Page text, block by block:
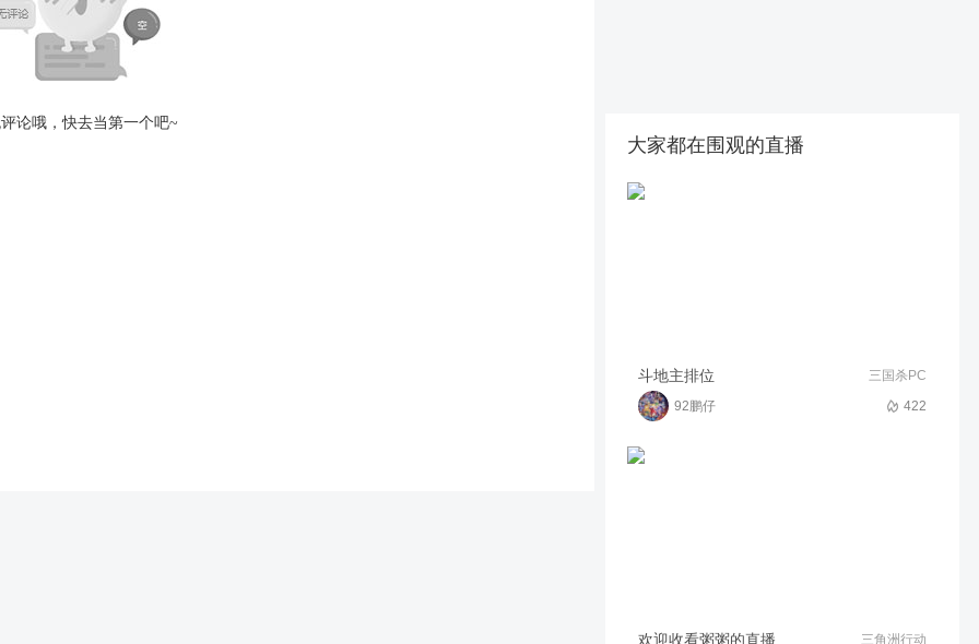
论哦，快去当第一个吧~
00:37 影魔团の底耷
1925
这个模式太阴间所以不想打
大家都在围观的直播
三国杀PC
斗地主排位
422
92鹏仔
三角洲行动
欢迎收看粥粥的直播